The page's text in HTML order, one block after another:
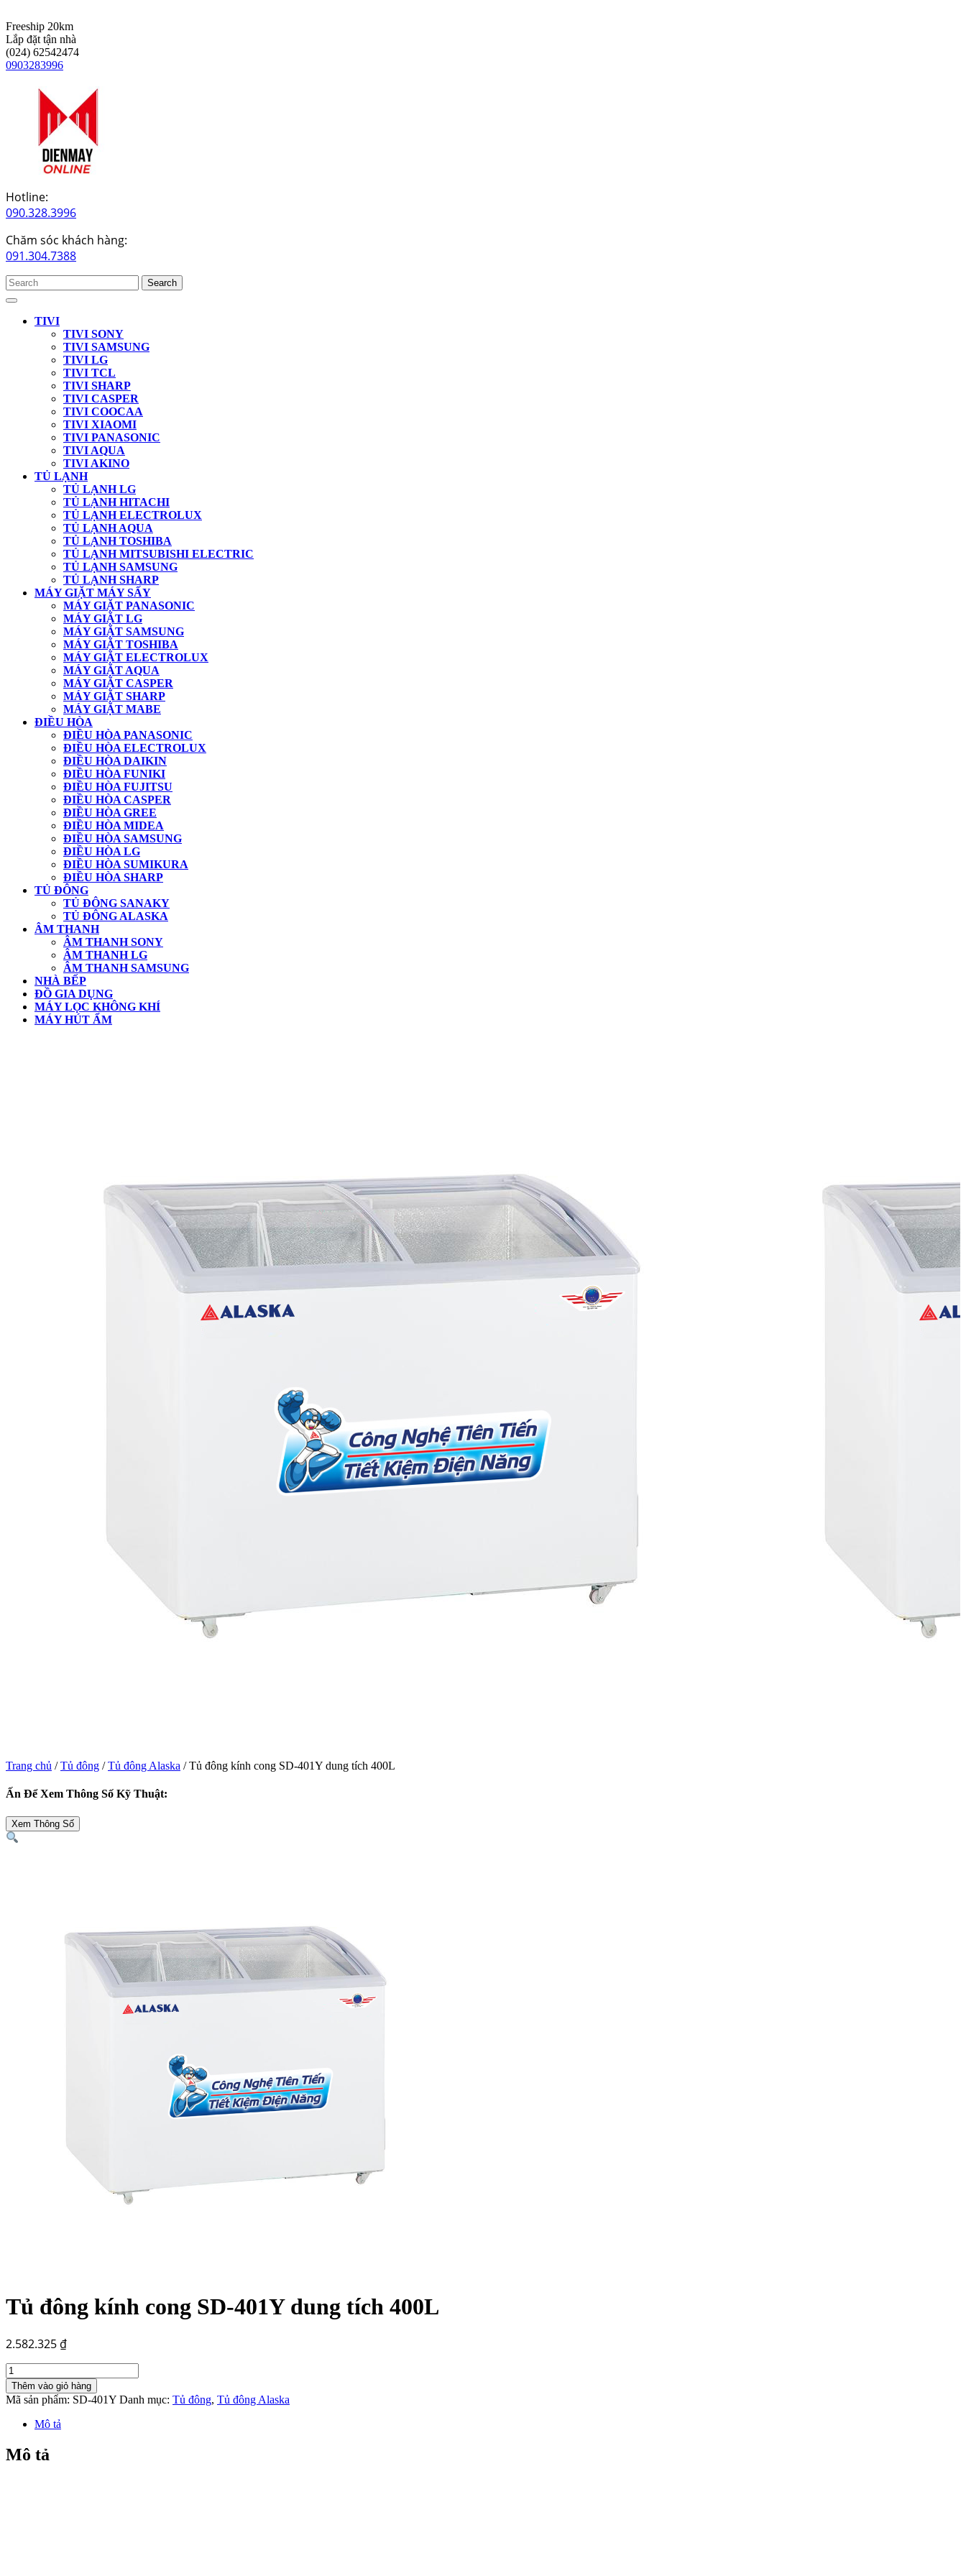
to
content
Freeship 20km
Lắp đặt tận nhà
(024) 62542474
0903283996
Hotline:
090.328.3996
Chăm sóc khách hàng:
091.304.7388
Search
for:
Open
ButtonTIVI
TIVI SONY
TIVI SAMSUNG
TIVI LG
TIVI TCL
TIVI SHARP
TIVI CASPER
TIVI COOCAA
TIVI XIAOMI
TIVI PANASONIC
TIVI AQUA
TIVI AKINO
TỦ LẠNH
TỦ LẠNH LG
TỦ LẠNH HITACHI
TỦ LẠNH ELECTROLUX
TỦ LẠNH AQUA
TỦ LẠNH TOSHIBA
TỦ LẠNH MITSUBISHI ELECTRIC
TỦ LẠNH SAMSUNG
TỦ LẠNH SHARP
MÁY GIẶT MÁY SẤY
MÁY GIẶT PANASONIC
MÁY GIẶT LG
MÁY GIẶT SAMSUNG
MÁY GIẶT TOSHIBA
MÁY GIẶT ELECTROLUX
MÁY GIẶT AQUA
MÁY GIẶT CASPER
MÁY GIẶT SHARP
MÁY GIẶT MABE
ĐIỀU HÒA
ĐIỀU HÒA PANASONIC
ĐIỀU HÒA ELECTROLUX
ĐIỀU HÒA DAIKIN
ĐIỀU HÒA FUNIKI
ĐIỀU HÒA FUJITSU
ĐIỀU HÒA CASPER
ĐIỀU HÒA GREE
ĐIỀU HÒA MIDEA
ĐIỀU HÒA SAMSUNG
ĐIỀU HÒA LG
ĐIỀU HÒA SUMIKURA
ĐIỀU HÒA SHARP
TỦ ĐÔNG
TỦ ĐÔNG SANAKY
TỦ ĐÔNG ALASKA
ÂM THANH
ÂM THANH SONY
ÂM THANH LG
ÂM THANH SAMSUNG
NHÀ BẾP
ĐỒ GIA DỤNG
MÁY LỌC KHÔNG KHÍ
MÁY HÚT ẨM
Trang chủ /Tủ đông /Tủ đông Alaska / Tủ đông kính cong SD-401Y dung tích 400L
Ấn Để Xem Thông Số Kỹ Thuật:
Xem Thông Số
Tủ đông kính cong SD-401Y dung tích 400L
2.582.325 ₫
Tủ
đông
kính
cong
SD-
dung
tích
Thêm vào giỏ hàng
Mã sản phẩm: SD-401Y Danh mục: Tủ đông, Tủ đông Alaska
Mô tả
Mô tả